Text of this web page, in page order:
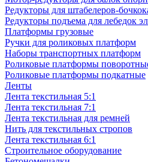
Редукторы для штабелеров-
Редукторы подъема для лебедок
Платформы грузовые
Ручки для роликовых платформ
Наборы транспортных платформ
Роликовые платформы
Роликовые платформы подкатные
Ленты
Лента текстильная 5:1
Лента текстильная 7:1
Лента текстильная для ремней
Нить для текстильных стропов
Лента текстильная 6:1
Строительное оборудование